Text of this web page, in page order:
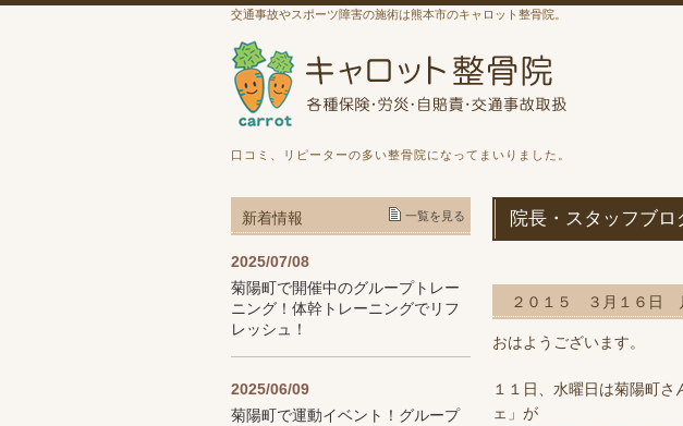
交通事故やスポーツ障害の施術は熊本市のキャロット整骨院。
口コミ、リピーターの多い整骨院になってまいりました。
院長・スタッフブロ
２０１５ ３月１６日
おはようございます。
１１日、水曜日は菊陽町
ェ」が
新着情報 一覧を見る
2025/07/08
菊陽町で開催中のグループトレー
ニング！体幹トレーニングでリフ
レッシュ！
2025/06/09
菊陽町で運動イベント！グループ